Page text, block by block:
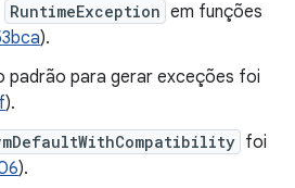
RuntimeException em funções
).
padrão para gerar exceções foi
).
foi
).